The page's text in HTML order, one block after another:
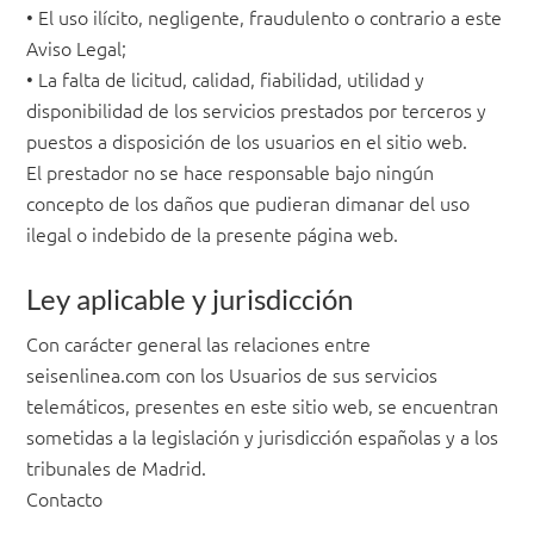
• El uso ilícito, negligente, fraudulento o contrario a este
Aviso Legal;
• La falta de licitud, calidad, fiabilidad, utilidad y
disponibilidad de los servicios prestados por terceros y
puestos a disposición de los usuarios en el sitio web.
El prestador no se hace responsable bajo ningún
concepto de los daños que pudieran dimanar del uso
ilegal o indebido de la presente página web.
Ley aplicable y jurisdicción
Con carácter general las relaciones entre
seisenlinea.com con los Usuarios de sus servicios
telemáticos, presentes en este sitio web, se encuentran
sometidas a la legislación y jurisdicción españolas y a los
tribunales de Madrid.
Contacto